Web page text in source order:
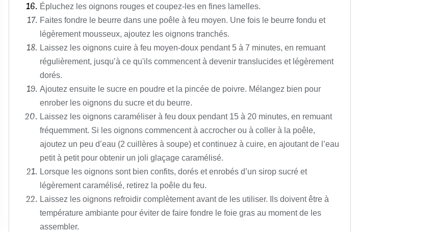
Épluchez les oignons rouges et coupez-les en fines lamelles.
Faites fondre le beurre dans une poêle à feu moyen. Une fois le beurre fondu et
légèrement mousseux, ajoutez les oignons tranchés.
Laissez les oignons cuire à feu moyen-doux pendant 5 à 7 minutes, en remuant
régulièrement, jusqu’à ce qu'ils commencent à devenir translucides et légèrement
dorés.
Ajoutez ensuite le sucre en poudre et la pincée de poivre. Mélangez bien pour
enrober les oignons du sucre et du beurre.
Laissez les oignons caraméliser à feu doux pendant 15 à 20 minutes, en remuant
fréquemment. Si les oignons commencent à accrocher ou à coller à la poêle,
ajoutez un peu d’eau (2 cuillères à soupe) et continuez à cuire, en ajoutant de l’eau
petit à petit pour obtenir un joli glaçage caramélisé.
Lorsque les oignons sont bien confits, dorés et enrobés d’un sirop sucré et
légèrement caramélisé, retirez la poêle du feu.
Laissez les oignons refroidir complètement avant de les utiliser. Ils doivent être à
température ambiante pour éviter de faire fondre le foie gras au moment de les
assembler.